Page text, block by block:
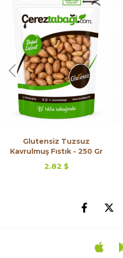
Glutensiz Tuzsuz
Kavrulmuş Fıstık - 250 Gr
2.82 $